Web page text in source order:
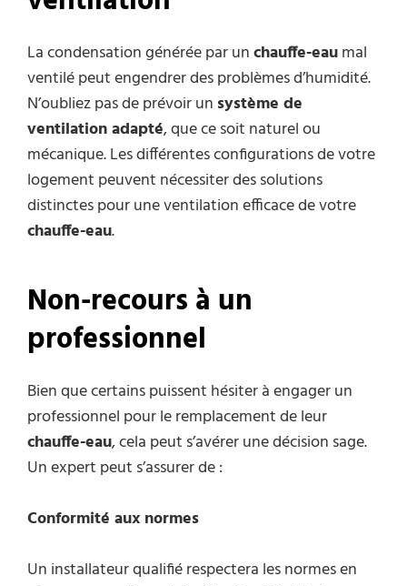
La condensation générée par unchauffe-eaumal
ventilé peut engendrer des problèmes d’humidité.
N’oubliez pas de prévoir un système de
ventilation adapté, que ce soit naturel ou
mécanique. Les différentes configurations de votre
logement peuvent nécessiter des solutions
distinctes pour une ventilation efficace de votre
chauffe-eau.
Non-recours à un
professionnel
Bien que certains puissent hésiter à engager un
professionnel pour le remplacement de leur
chauffe-eau, cela peut s’avérer une décision sage.
Un expert peut s’assurer de :
Conformité aux normes
Un installateur qualifié respectera les normes en